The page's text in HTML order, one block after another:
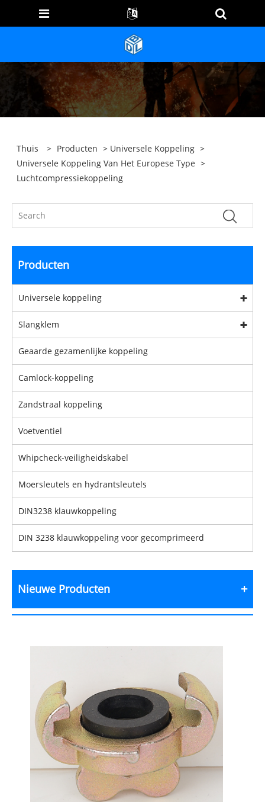
Thuis > Producten > Universele Koppeling >
Universele Koppeling Van Het Europese Type >
Luchtcompressiekoppeling
Producten
Universele koppeling
Slangklem
Geaarde gezamenlijke koppeling
Camlock-koppeling
Zandstraal koppeling
Voetventiel
Whipcheck-veiligheidskabel
Moersleutels en hydrantsleutels
DIN3238 klauwkoppeling
DIN 3238 klauwkoppeling voor gecomprimeerd
Nieuwe Producten